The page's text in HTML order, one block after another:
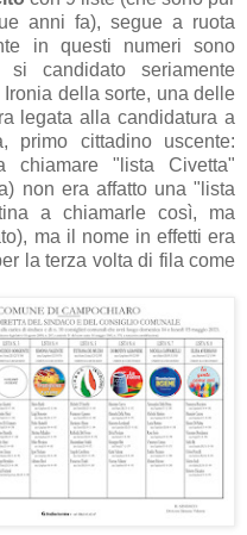
anni fa), segue a ruota
in questi numeri sono
candidato seriamente
della sorte, una delle
legata alla candidatura a
primo cittadino uscente:
chiamare "lista Civetta"
non era affatto una "lista
a chiamarle così, ma
ma il nome in effetti era
la terza volta di fila come